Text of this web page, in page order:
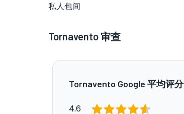
私人包间
Tornavento审查
Tornavento Google 平均评分
4.6